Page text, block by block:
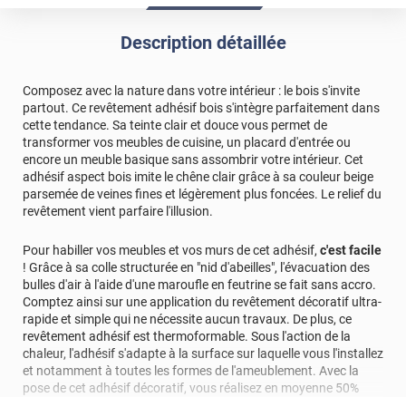
Description détaillée
Composez avec la nature dans votre intérieur : le bois s'invite
partout. Ce revêtement adhésif bois s'intègre parfaitement dans
cette tendance. Sa teinte clair et douce vous permet de
transformer vos meubles de cuisine, un placard d'entrée ou
encore un meuble basique sans assombrir votre intérieur. Cet
adhésif aspect bois imite le chêne clair grâce à sa couleur beige
parsemée de veines fines et légèrement plus foncées. Le relief du
revêtement vient parfaire l'illusion.
Pour habiller vos meubles et vos murs de cet adhésif, c'est facile
! Grâce à sa colle structurée en "nid d'abeilles", l'évacuation des
bulles d'air à l'aide d'une maroufle en feutrine se fait sans accro.
Comptez ainsi sur une application du revêtement décoratif ultra-
rapide et simple qui ne nécessite aucun travaux. De plus, ce
revêtement adhésif est thermoformable. Sous l'action de la
chaleur, l'adhésif s'adapte à la surface sur laquelle vous l'installez
et notamment à toutes les formes de l'ameublement. Avec la
pose de cet adhésif décoratif, vous réalisez en moyenne 50%